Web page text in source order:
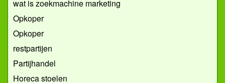
wat is zoekmachine marketing
Opkoper
Opkoper
restpartijen
Partijhandel
Horeca stoelen